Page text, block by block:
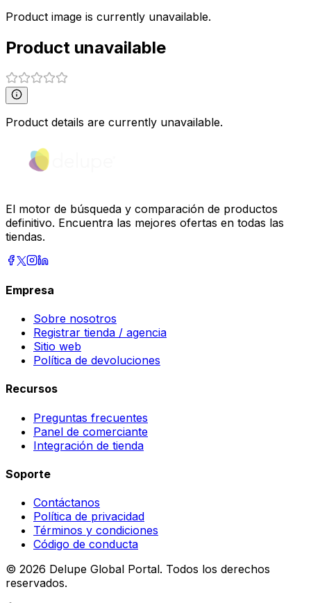
Product image is currently unavailable.
Product unavailable
Product details are currently unavailable.
El motor de búsqueda y comparación de productos
definitivo. Encuentra las mejores ofertas en todas las
tiendas.
Empresa
Sobre nosotros
Registrar tienda / agencia
Sitio web
Política de devoluciones
Recursos
Preguntas frecuentes
Panel de comerciante
Integración de tienda
Soporte
Contáctanos
Política de privacidad
Términos y condiciones
Código de conducta
© 2026 Delupe Global Portal. Todos los derechos
reservados.